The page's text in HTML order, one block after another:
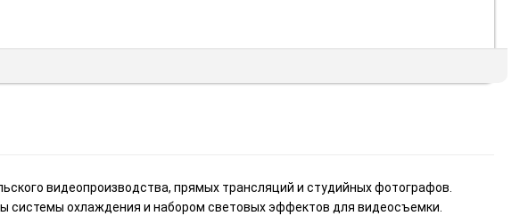
видеопроизводства, прямых трансляций и студийных фотографов.
охлаждения и набором световых эффектов для видеосъемки.